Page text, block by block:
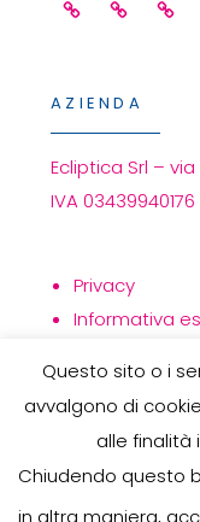
FacebookLinkedin
AZIENDA
Ecliptica Srl –
IVA 03439940176
Privacy
Informativa
RISERVATI.
Questo sito o i
avvalgono di
alle finalità
Chiudendo questo
in altra maniera,